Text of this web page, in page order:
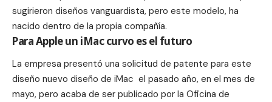
sugirieron diseños vanguardista, pero este modelo, ha
nacido dentro de la propia compañía.
Para Apple un iMac curvo es el futuro
La empresa presentó una solicitud de patente para este
diseño nuevo diseño de iMac el pasado año, en el mes de
mayo, pero acaba de ser publicado por la Oficina de